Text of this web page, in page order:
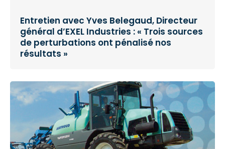
Entretien avec Yves Belegaud, Directeur
général d’EXEL Industries : « Trois sources
de perturbations ont pénalisé nos
résultats »